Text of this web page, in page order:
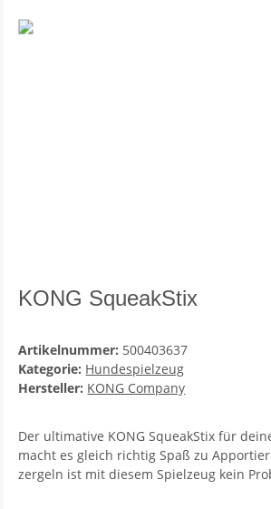
KONG SqueakStix
Artikelnummer: 500403637
Kategorie: Hundespielzeug
Hersteller: KONG Company
Der ultimative KONG SqueakStix für
macht es gleich richtig Spaß zu
zergeln ist mit diesem Spielzeug kein